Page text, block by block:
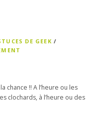
DE GEEK /
chance !! A l’heure ou les
clochards, à l’heure ou des